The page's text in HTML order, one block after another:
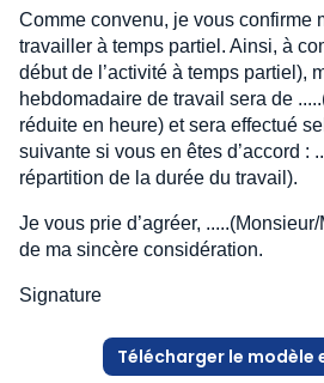
Comme convenu, je vous confirme
travailler à temps partiel. Ainsi, à
début de l’activité à temps partiel),
hebdomadaire de travail sera de
réduite en heure) et sera effectué
suivante si vous en êtes d’accord :
répartition de la durée du travail).
Je vous prie d’agréer,
de ma sincère considération.
Signature
Télécharger le modèle